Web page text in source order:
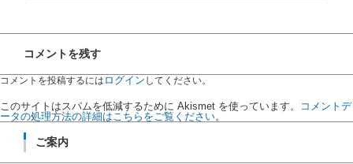
コメントを残す
コメントを投稿するには ログイン してください。
このサイトはスパムを低減するために Akismet を使っています。
コメントデ
ータの処理方法の詳細はこちらをご覧ください。
ご案内